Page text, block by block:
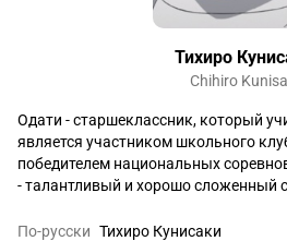
Тихиро
Chihiro
Одати - старшеклассник, который
является участником школьного
победителем национальных
- талантливый и хорошо сложенный
спортивными клубами в школе. Его
По-русски Тихиро Кунисаки